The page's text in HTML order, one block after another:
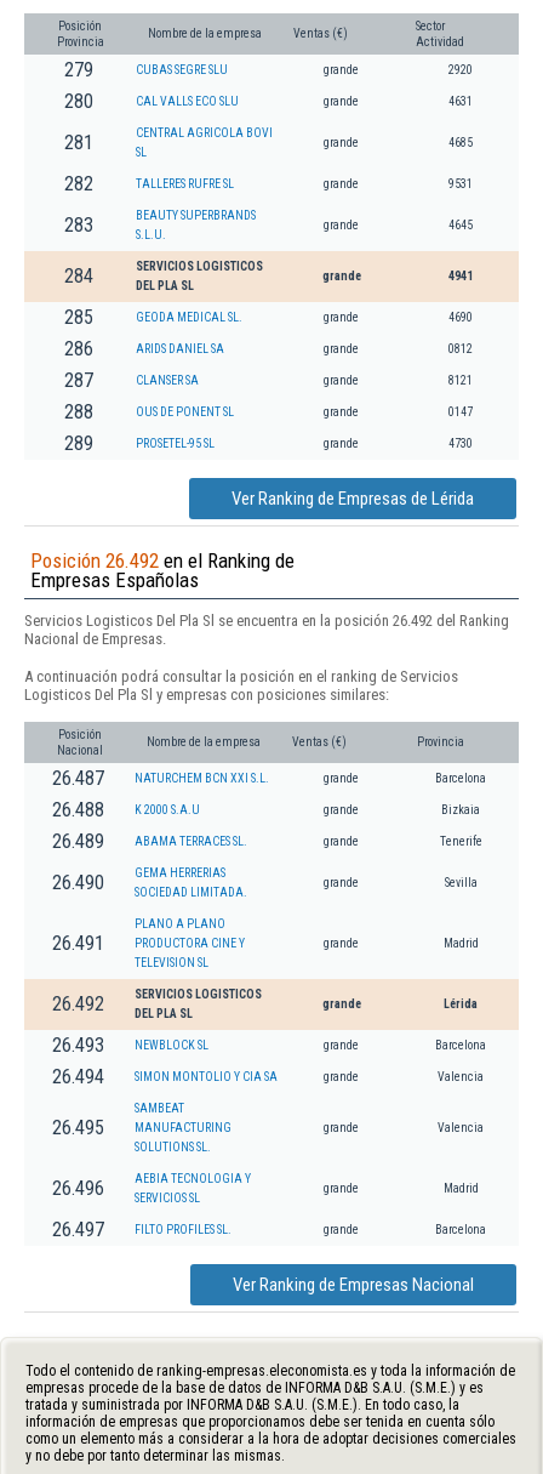
Posición
Provincia
Nombre de la empresa Ventas (€)
Sector
Actividad
279 CUBAS SEGRE SLU grande 2920
280 CAL VALLS ECO SLU grande 4631
281
CENTRAL AGRICOLA BOVI
SL
grande 4685
282 TALLERES RUFRE SL grande 9531
283
BEAUTY SUPERBRANDS
S.L.U.
grande 4645
284
SERVICIOS LOGISTICOS
DEL PLA SL
grande 4941
285 GEODA MEDICAL SL. grande 4690
286 ARIDS DANIEL SA grande 0812
287 CLANSER SA grande 8121
288 OUS DE PONENT SL grande 0147
289 PROSETEL-95 SL grande 4730
Ver Ranking de Empresas de Lérida
Posición 26.492 en el Ranking de
Empresas Españolas
Servicios Logisticos Del Pla Sl se encuentra en la posición 26.492 del Ranking
Nacional de Empresas.
A continuación podrá consultar la posición en el ranking de Servicios
Logisticos Del Pla Sl y empresas con posiciones similares:
Posición
Nacional
Nombre de la empresa Ventas (€) Provincia
26.487 NATURCHEM BCN XXI S.L. grande Barcelona
26.488 K 2000 S.A.U grande Bizkaia
26.489 ABAMA TERRACES SL. grande Tenerife
26.490
GEMA HERRERIAS
SOCIEDAD LIMITADA.
grande Sevilla
26.491
PLANO A PLANO
PRODUCTORA CINE Y
TELEVISION SL
grande Madrid
26.492
SERVICIOS LOGISTICOS
DEL PLA SL
grande Lérida
26.493 NEWBLOCK SL grande Barcelona
26.494 SIMON MONTOLIO Y CIA SA grande Valencia
26.495
SAMBEAT
MANUFACTURING
SOLUTIONS SL.
grande Valencia
26.496
AEBIA TECNOLOGIA Y
SERVICIOS SL
grande Madrid
26.497 FILTO PROFILES SL. grande Barcelona
Ver Ranking de Empresas Nacional
Todo el contenido de ranking-empresas.eleconomista.es y toda la información de
empresas procede de la base de datos de INFORMA D&B S.A.U. (S.M.E.) y es
tratada y suministrada por INFORMA D&B S.A.U. (S.M.E.). En todo caso, la
información de empresas que proporcionamos debe ser tenida en cuenta sólo
como un elemento más a considerar a la hora de adoptar decisiones comerciales
y no debe por tanto determinar las mismas.